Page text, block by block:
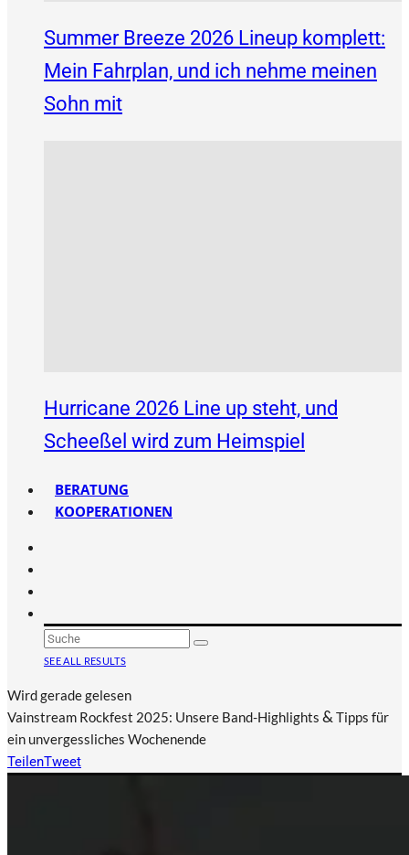
Summer Breeze 2026 Lineup komplett:
Mein Fahrplan, und ich nehme meinen
Sohn mit
Hurricane 2026 Line up steht, und
Scheeßel wird zum Heimspiel
BERATUNG
KOOPERATIONEN
SEE ALL RESULTS
Wird gerade gelesen
Vainstream Rockfest 2025: Unsere Band-Highlights &Tipps für
ein unvergessliches Wochenende
TeilenTweet